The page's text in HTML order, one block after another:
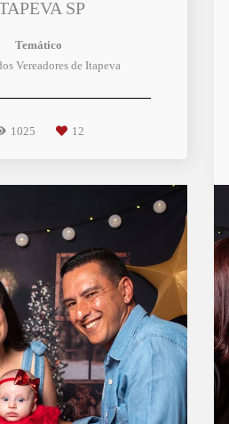
SP
Temático
Vereadores de Itapeva
1025 12